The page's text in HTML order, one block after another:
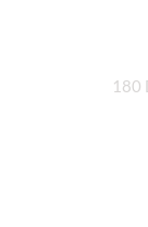
180